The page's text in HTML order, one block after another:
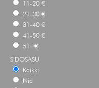
11-20 €
21-30 €
31-40 €
41-50 €
51- €
SIDOSASU
Kaikki
Nid